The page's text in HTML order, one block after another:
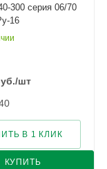
300 серия 06/70
16
/шт
КУПИТЬ
В 1 КЛИК